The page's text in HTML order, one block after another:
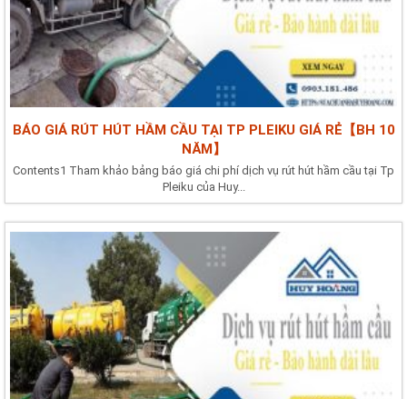
BÁO GIÁ RÚT HÚT HẦM CẦU TẠI TP PLEIKU GIÁ RẺ【BH 10
NĂM】
Contents1 Tham khảo bảng báo giá chi phí dịch vụ rút hút hầm cầu tại Tp
Pleiku của Huy...